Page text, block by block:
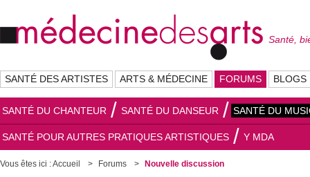
Santé,
SANTÉ DES ARTISTES ARTS & MÉDECINE FORUMS BLOGS
SANTÉ DU CHANTEUR SANTÉ DU DANSEUR SANTÉ DU
SANTÉ POUR AUTRES PRATIQUES ARTISTIQUES Y MDA
Vous êtes ici :Accueil Forums Nouvelle discussion